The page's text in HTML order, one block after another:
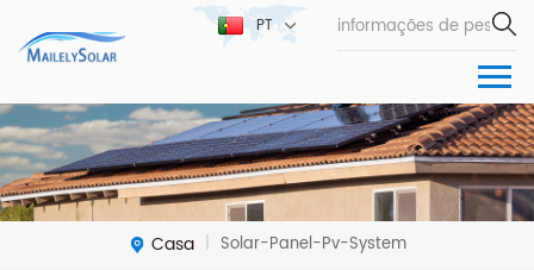
PT
Casa | Solar-Panel-Pv-System